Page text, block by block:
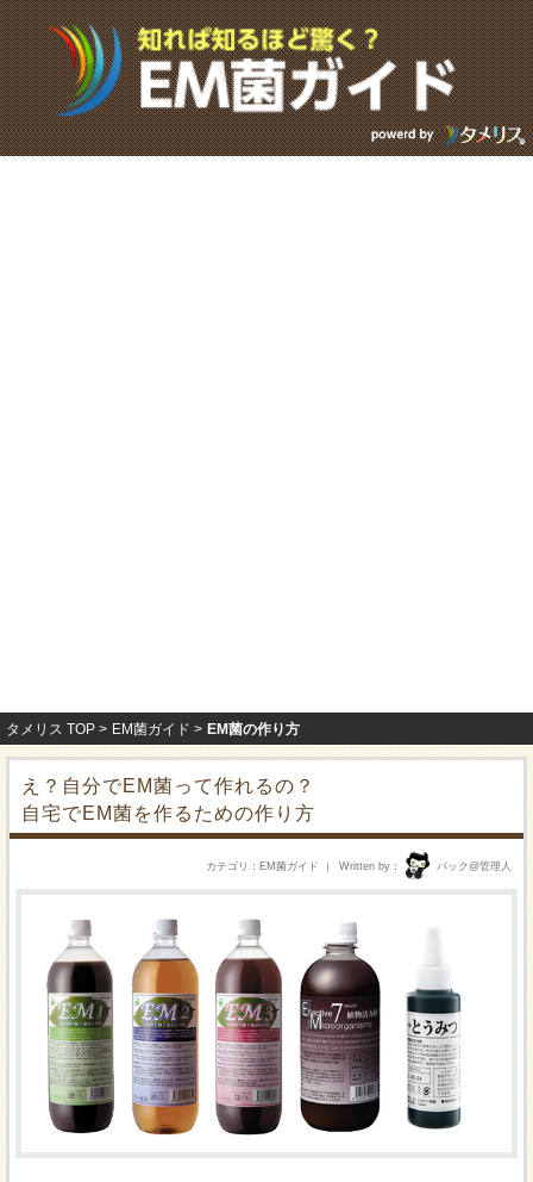
タメリス TOP EM菌ガイド EM菌の作り方
え？自分でEM菌って作れるの？
自宅でEM菌を作るための作り方
Written by パック@管理人
カテゴリ EM菌ガイド